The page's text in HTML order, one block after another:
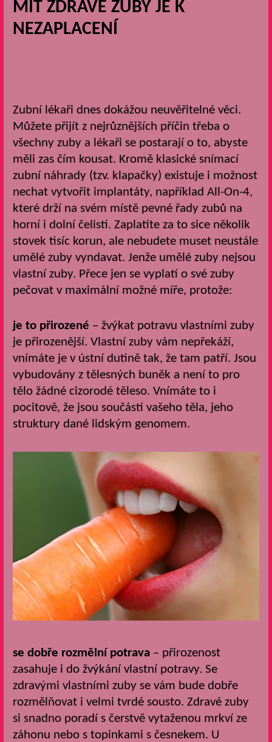
MÍT ZDRAVÉ ZUBY JE K
NEZAPLACENÍ
Zubní lékaři dnes dokážou neuvěřitelné věci.
Můžete přijít z nejrůznějších příčin třeba o
všechny zuby a lékaři se postarají o to, abyste
měli zas čím kousat. Kromě klasické snímací
zubní náhrady (tzv. klapačky) existuje i možnost
nechat vytvořit implantáty, například All-On-4,
které drží na svém místě pevné řady zubů na
horní i dolní čelisti. Zaplatíte za to sice několik
stovek tisíc korun, ale nebudete muset neustále
umělé zuby vyndavat. Jenže umělé zuby nejsou
vlastní zuby. Přece jen se vyplatí o své zuby
pečovat v maximální možné míře, protože:
je to přirozené – žvýkat potravu vlastními zuby
je přirozenější. Vlastní zuby vám nepřekáží,
vnímáte je v ústní dutině tak, že tam patří. Jsou
vybudovány z tělesných buněk a není to pro
tělo žádné cizorodé těleso. Vnímáte to i
pocitově, že jsou součástí vašeho těla, jeho
struktury dané lidským genomem.
se dobře rozmělní potrava – přirozenost
zasahuje i do žvýkání vlastní potravy. Se
zdravými vlastními zuby se vám bude dobře
rozmělňovat i velmi tvrdé sousto. Zdravé zuby
si snadno poradí s čerstvě vytaženou mrkví ze
záhonu nebo s topinkami s česnekem. U